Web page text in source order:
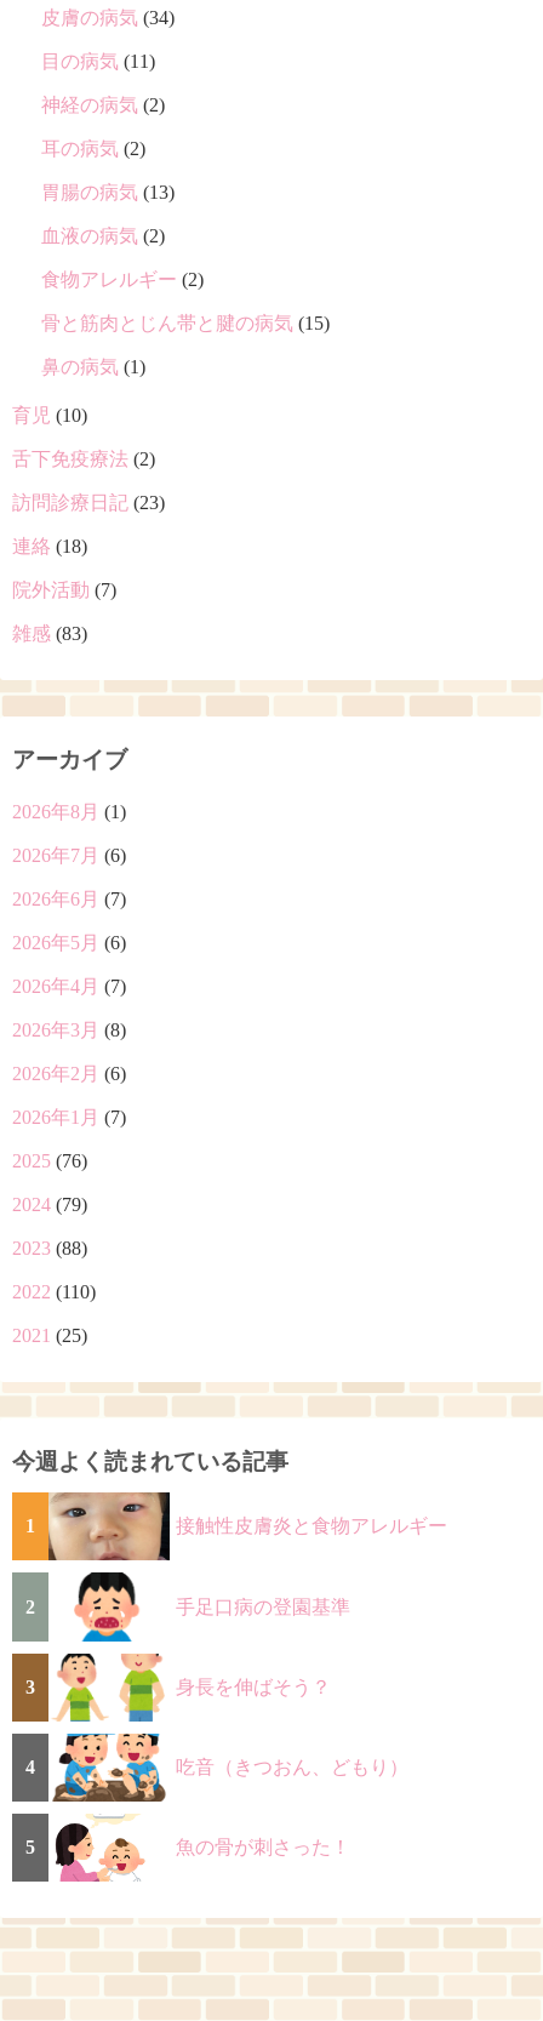
皮膚の病気 (34)
目の病気 (11)
神経の病気 (2)
耳の病気 (2)
胃腸の病気 (13)
血液の病気 (2)
食物アレルギー (2)
骨と筋肉とじん帯と腱の病気 (15)
鼻の病気 (1)
育児 (10)
舌下免疫療法 (2)
訪問診療日記 (23)
連絡 (18)
院外活動 (7)
雑感 (83)
アーカイブ
2026年8月 (1)
2026年7月 (6)
2026年6月 (7)
2026年5月 (6)
2026年4月 (7)
2026年3月 (8)
2026年2月 (6)
2026年1月 (7)
2025 (76)
2024 (79)
2023 (88)
2022 (110)
2021 (25)
今週よく読まれている記事
1 接触性皮膚炎と食物アレルギー
2 手足口病の登園基準
3 身長を伸ばそう？
4 吃音（きつおん、どもり）
5 魚の骨が刺さった！